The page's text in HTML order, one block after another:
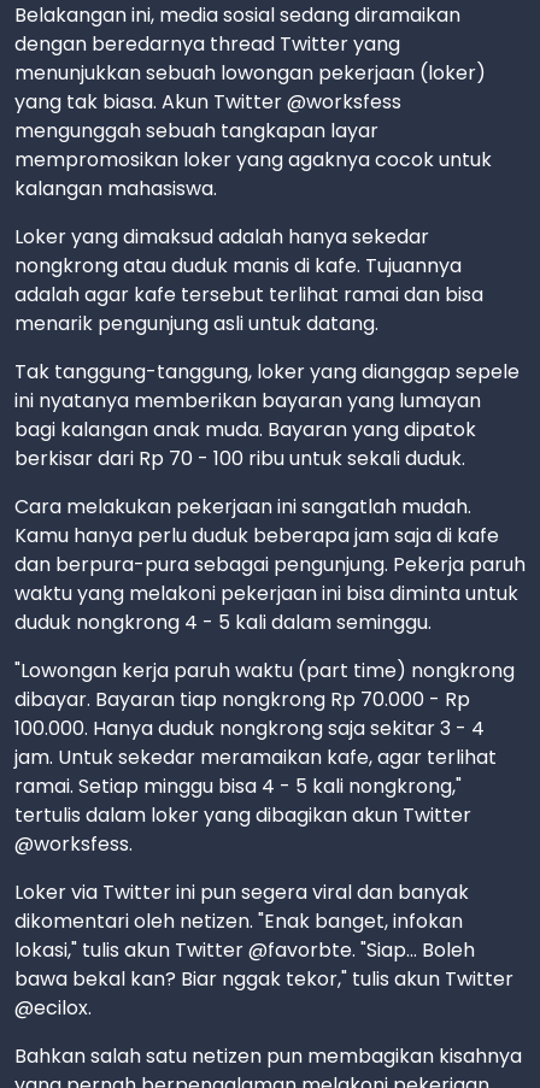
Belakangan ini, media sosial sedang diramaikan
dengan beredarnya thread Twitter yang
menunjukkan sebuah lowongan pekerjaan (loker)
yang tak biasa. Akun Twitter @worksfess
mengunggah sebuah tangkapan layar
mempromosikan loker yang agaknya cocok untuk
kalangan mahasiswa.
Loker yang dimaksud adalah hanya sekedar
nongkrong atau duduk manis di kafe. Tujuannya
adalah agar kafe tersebut terlihat ramai dan bisa
menarik pengunjung asli untuk datang.
Tak tanggung-tanggung, loker yang dianggap sepele
ini nyatanya memberikan bayaran yang lumayan
bagi kalangan anak muda. Bayaran yang dipatok
berkisar dari Rp 70 - 100 ribu untuk sekali duduk.
Cara melakukan pekerjaan ini sangatlah mudah.
Kamu hanya perlu duduk beberapa jam saja di kafe
dan berpura-pura sebagai pengunjung. Pekerja paruh
waktu yang melakoni pekerjaan ini bisa diminta untuk
duduk nongkrong 4 - 5 kali dalam seminggu.
"Lowongan kerja paruh waktu (part time) nongkrong
dibayar. Bayaran tiap nongkrong Rp 70.000 - Rp
100.000. Hanya duduk nongkrong saja sekitar 3 - 4
jam. Untuk sekedar meramaikan kafe, agar terlihat
ramai. Setiap minggu bisa 4 - 5 kali nongkrong,"
tertulis dalam loker yang dibagikan akun Twitter
@worksfess.
Loker via Twitter ini pun segera viral dan banyak
dikomentari oleh netizen. "Enak banget, infokan
lokasi," tulis akun Twitter @favorbte. "Siap... Boleh
bawa bekal kan? Biar nggak tekor," tulis akun Twitter
@ecilox.
Bahkan salah satu netizen pun membagikan kisahnya